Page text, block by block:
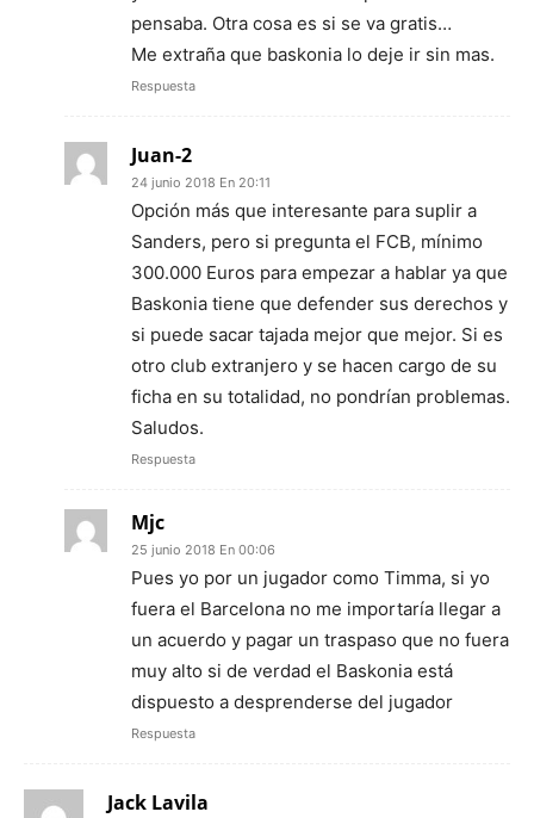
pensaba. Otra cosa es si se va gratis…
Me extraña que baskonia lo deje ir sin mas.
Respuesta
Juan-2
24 junio 2018 En 20:11
Opción más que interesante para suplir a
Sanders, pero si pregunta el FCB, mínimo
300.000 Euros para empezar a hablar ya que
Baskonia tiene que defender sus derechos y
si puede sacar tajada mejor que mejor. Si es
otro club extranjero y se hacen cargo de su
ficha en su totalidad, no pondrían problemas.
Saludos.
Respuesta
Mjc
25 junio 2018 En 00:06
Pues yo por un jugador como Timma, si yo
fuera el Barcelona no me importaría llegar a
un acuerdo y pagar un traspaso que no fuera
muy alto si de verdad el Baskonia está
dispuesto a desprenderse del jugador
Respuesta
Jack Lavila